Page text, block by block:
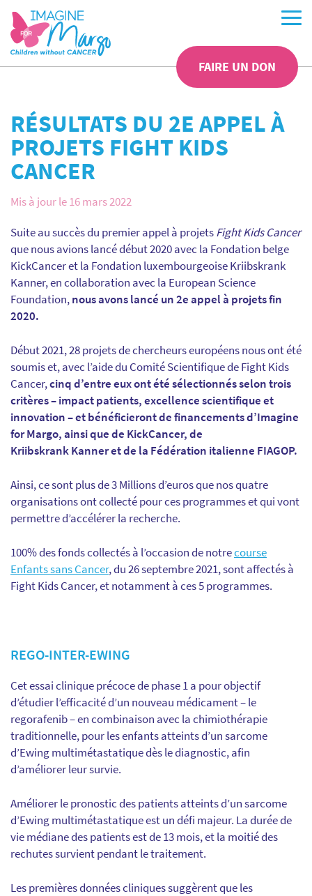
FAIRE UN DON
RÉSULTATS DU 2E APPEL À
PROJETS FIGHT KIDS
CANCER
Mis à jour le 16 mars 2022
Suite au succès du premier appel à projetsFight Kids Cancer
que nous avions lancé début 2020 avec la Fondation belge
KickCancer et la Fondation luxembourgeoise Kriibskrank
Kanner, en collaboration avec la European Science
Foundation,nous avons lancé un 2e appel à projets fin
2020.
Début 2021, 28 projets de chercheurs européens nous ont été
soumis et, avec l’aide du Comité Scientifique de Fight Kids
Cancer,cinq d’entre eux ont été sélectionnés selon trois
critères – impact patients, excellence scientifique et
innovation – et bénéficieront de financements d’Imagine
for Margo, ainsi que de KickCancer, de
Kriibskrank Kanner et de la Fédération italienne FIAGOP.
Ainsi, ce sont plus de 3 Millions d’euros que nos quatre
organisations ont collecté pour ces programmes et qui vont
permettre d’accélérer la recherche.
100% des fonds collectés à l’occasion de notrecourse
Enfants sans Cancer, du 26 septembre 2021, sont affectés à
Fight Kids Cancer, et notamment à ces 5 programmes.
REGO-INTER-EWING
Cet essai clinique précoce de phase 1 a pour objectif
d’étudier l’efficacité d’un nouveau médicament – le
regorafenib – en combinaison avec la chimiothérapie
traditionnelle, pour les enfants atteints d’un sarcome
d’Ewing multimétastatique dès le diagnostic, afin
d’améliorer leur survie.
Améliorer le pronostic des patients atteints d’un sarcome
d’Ewing multimétastatique est un défi majeur. La durée de
vie médiane des patients est de 13 mois, et la moitié des
rechutes survient pendant le traitement.
Les premières données cliniques suggèrent que les